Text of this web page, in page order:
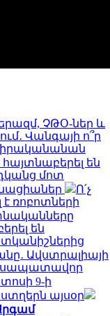
ՉԹՕ-ներ և
Վանգայի ո՞ր
իրականանան
են
մոտ
Ո՛չ
ռոբոտների
են
Ավստրալիայի
սապատավոր
9-ի
այսօր